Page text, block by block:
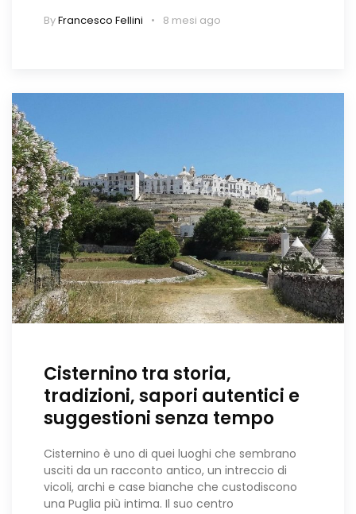
ByFrancesco Fellini 8 mesi ago
Cisternino tra storia,
tradizioni, sapori autentici e
suggestioni senza tempo
Cisternino è uno di quei luoghi che sembrano
usciti da un racconto antico, un intreccio di
vicoli, archi e case bianche che custodiscono
una Puglia più intima. Il suo centro